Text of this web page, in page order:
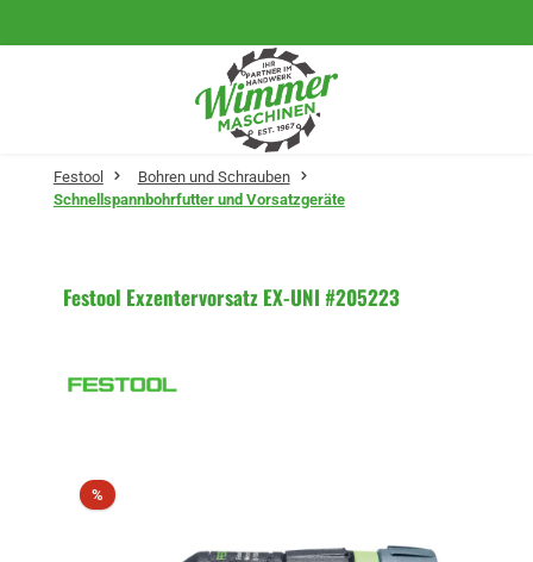
Festool
Bohren und Schrauben
Schnellspannbohrfutter und Vorsatzgeräte
Festool Exzentervorsatz EX-UNI #205223
%Rabatt